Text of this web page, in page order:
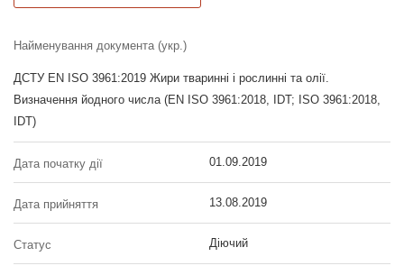
Найменування документа (укр.)
ДСТУ EN ISO 3961:2019 Жири тваринні і рослинні та олії.
Визначення йодного числа (EN ISO 3961:2018, IDT; ISO 3961:2018,
IDT)
Дата початку дії 01.09.2019
Дата прийняття 13.08.2019
Статус Діючий